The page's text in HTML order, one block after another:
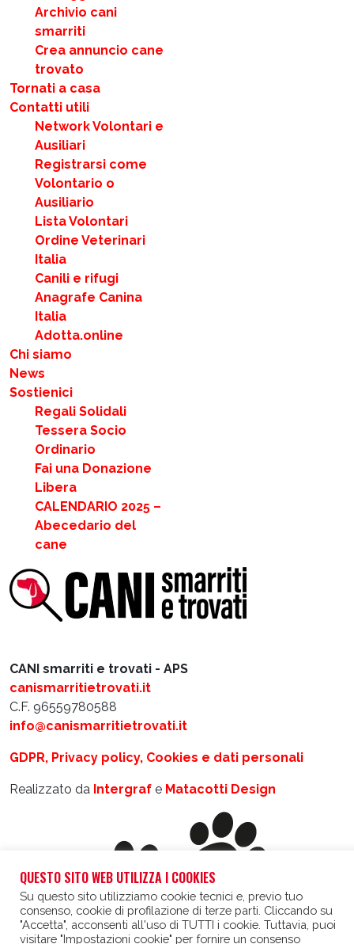
CANI smarriti e trovati - APS
canismarritietrovati.it
C.F. 96559780588
info@canismarritietrovati.it
GDPR, Privacy policy, Cookies e dati personali
Realizzato da Intergraf e Matacotti Design
Archivio cani
smarriti
Crea annuncio cane
trovato
Tornati a casa
Contatti utili
Network Volontari e
Ausiliari
Registrarsi come
Volontario o
Ausiliario
Lista Volontari
Ordine Veterinari
Italia
Canili e rifugi
Anagrafe Canina
Italia
Adotta.online
Chi siamo
News
Sostienici
Regali Solidali
Tessera Socio
Ordinario
Fai una Donazione
Libera
CALENDARIO 2025 –
Abecedario del
cane
QUESTO SITO WEB UTILIZZA I COOKIES
Su questo sito utilizziamo cookie tecnici e, previo tuo
consenso, cookie di profilazione di terze parti. Cliccando su
"Accetta", acconsenti all'uso di TUTTI i cookie. Tuttavia, puoi
visitare "Impostazioni cookie" per fornire un consenso